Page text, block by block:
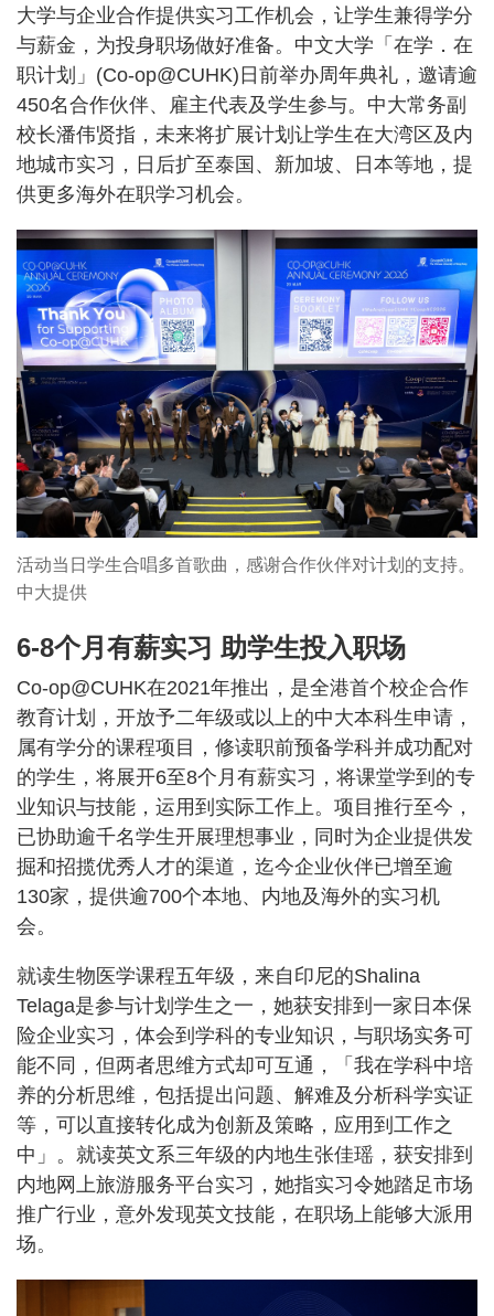
大学与企业合作提供实习工作机会，让学生兼得学分
与薪金，为投身职场做好准备。中文大学「在学．在
职计划」(Co-op@CUHK)日前举办周年典礼，邀请逾
450名合作伙伴、雇主代表及学生参与。中大常务副
校长潘伟贤指，未来将扩展计划让学生在大湾区及内
地城市实习，日后扩至泰国、新加坡、日本等地，提
供更多海外在职学习机会。
活动当日学生合唱多首歌曲，感谢合作伙伴对计划的支持。
中大提供
6-8个月有薪实习 助学生投入职场
Co-op@CUHK在2021年推出，是全港首个校企合作
教育计划，开放予二年级或以上的中大本科生申请，
属有学分的课程项目，修读职前预备学科并成功配对
的学生，将展开6至8个月有薪实习，将课堂学到的专
业知识与技能，运用到实际工作上。项目推行至今，
已协助逾千名学生开展理想事业，同时为企业提供发
掘和招揽优秀人才的渠道，迄今企业伙伴已增至逾
130家，提供逾700个本地、内地及海外的实习机
会。
就读生物医学课程五年级，来自印尼的Shalina
Telaga是参与计划学生之一，她获安排到一家日本保
险企业实习，体会到学科的专业知识，与职场实务可
能不同，但两者思维方式却可互通，「我在学科中培
养的分析思维，包括提出问题、解难及分析科学实证
等，可以直接转化成为创新及策略，应用到工作之
中」。就读英文系三年级的内地生张佳瑶，获安排到
内地网上旅游服务平台实习，她指实习令她踏足市场
推广行业，意外发现英文技能，在职场上能够大派用
场。